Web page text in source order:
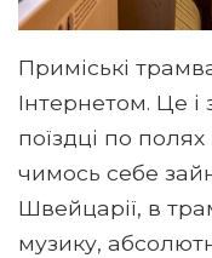
Приміські
Інтернетом. Це і
поїздці по
чимось себе
Швейцарії, в
музику,